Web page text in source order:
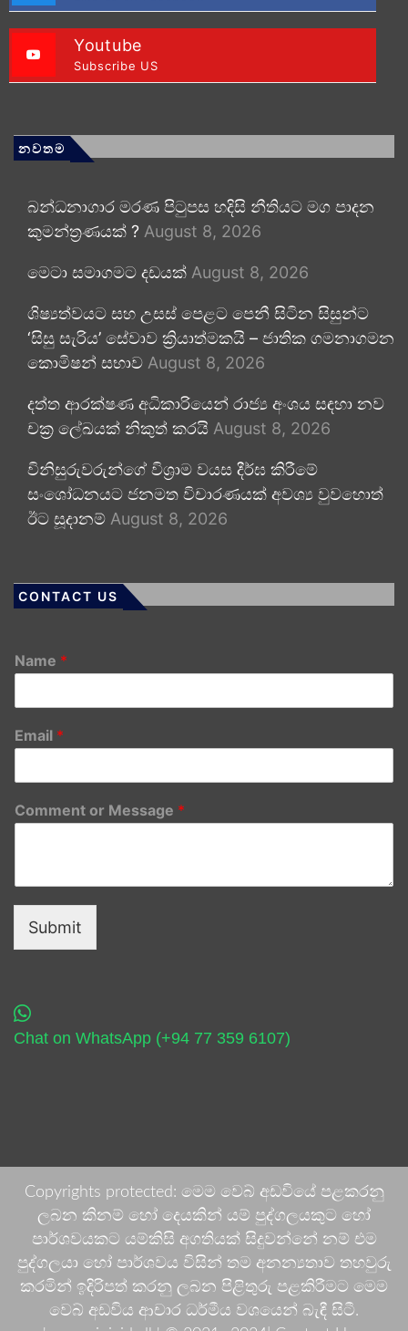
Youtube
Subscribe US
නවතම
බන්ධනාගාර මරණ පිටුපස හදිසි නීතියට මග පාදන
කුමන්ත්‍රණයක් ? August 8, 2026
මෙටා සමාගමට දඩයක් August 8, 2026
ශිෂ්‍යත්වයට සහ උසස් පෙළට පෙනී සිටින සිසුන්ට
‘සිසු සැරිය’ සේවාව ක්‍රියාත්මකයි – ජාතික ගමනාගමන
කොමිෂන් සභාව August 8, 2026
දත්ත ආරක්ෂණ අධිකාරියෙන් රාජ්‍ය අංශය සඳහා නව
චක්‍ර ලේඛයක් නිකුත් කරයි August 8, 2026
විනිසුරුවරුන්ගේ විශ්‍රාම වයස දීර්ඝ කිරීමේ
සංශෝධනයට ජනමත විචාරණයක් අවශ්‍ය වුවහොත්
ඊට සූදානම් August 8, 2026
CONTACT US
Name *
Email *
Comment or Message *
Submit
Chat on WhatsApp (+94 77 359 6107)
Copyrights protected: මෙම වෙබ් අඩවියේ පළකරනු
ලබන කිනම් හෝ දෙයකින් යම් පුද්ගලයකුට හෝ
පාර්ශවයකට යම්කිසි අගතියක් සිදුවන්නේ නම් එම
පුද්ගලයා හෝ පාර්ශවය විසින් තම අනන්‍යතාව තහවුරු
කරමින් ඉදිරිපත් කරනු ලබන පිළිතුරු පළකිරීමට මෙම
වෙබ් අඩවිය ආචාර ධර්මීය වශයෙන් බැඳී සිටී.